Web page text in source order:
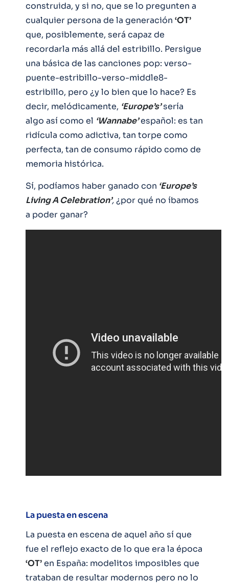
construida, y si no, que se lo pregunten a
cualquier persona de la generación ‘OT’
que, posiblemente, será capaz de
recordarla más allá del estribillo. Persigue
una básica de las canciones pop: verso-
puente-estribillo-verso-middle8-
estribillo, pero ¿y lo bien que lo hace? Es
decir, melódicamente, ‘Europe’s’sería
algo así como el ‘Wannabe’español: es tan
ridícula como adictiva, tan torpe como
perfecta, tan de consumo rápido como de
memoria histórica.
Sí, podíamos haber ganado con ‘Europe’s
Living A Celebration’,¿por qué no íbamos
a poder ganar?
La puesta en escena
La puesta en escena de aquel año sí que
fue el reflejo exacto de lo que era la época
‘OT’en España: modelitos imposibles que
trataban de resultar modernos pero no lo